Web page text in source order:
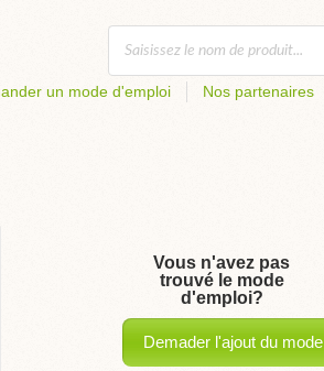
un mode d'emploi Nos partenaires
Vous n'avez pas
trouvé le mode
d'emploi?
Demader l'ajout du mode